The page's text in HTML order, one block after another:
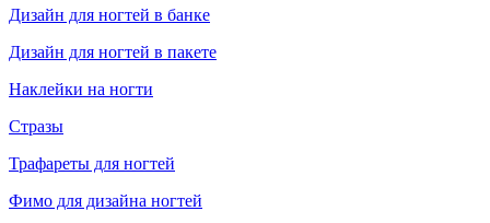
Дизайн для ногтей в банке
Дизайн для ногтей в пакете
Наклейки на ногти
Стразы
Трафареты для ногтей
Фимо для дизайна ногтей